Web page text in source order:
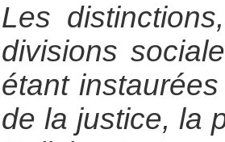
Les
divisions
étant
de la justice, la